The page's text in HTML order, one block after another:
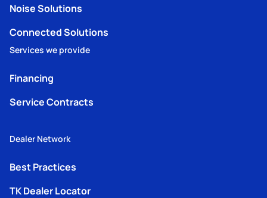
Noise Solutions
Connected Solutions
Services we provide
Financing
Service Contracts
Dealer Network
Best Practices
TK Dealer Locator